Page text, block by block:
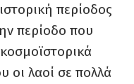
περίοδος
περίοδο που
οι λαοί σε πολλά